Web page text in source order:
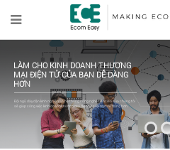
LÀM CHO KINH DOANH THƯƠNG
MẠI ĐIỆN TỬ CỦA BẠN DỄ DÀNG
HƠN
Đội ngũ dày dặn kinh nghiệm và hệ thống công nghệ tiên tiến của chúng tôi
sẽ giúp công việc kinh doanh thương mại điện tử của bạn dễ dàng hơn.